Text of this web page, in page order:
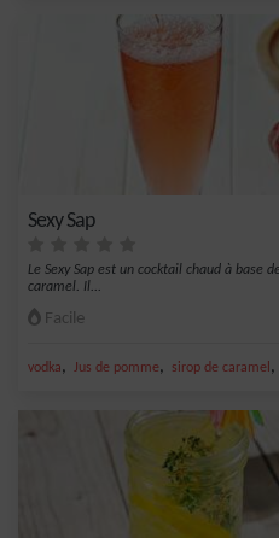
Sexy Sap
Le Sexy Sap est un cocktail chaud à base
caramel. Il...
Facile
vodka, Jus de pomme, sirop de caramel ,